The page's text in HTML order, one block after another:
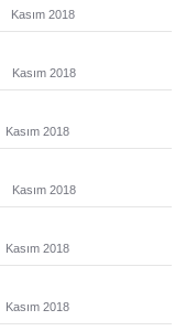
Kasım 2018
Kasım 2018
Kasım 2018
Kasım 2018
Kasım 2018
Kasım 2018